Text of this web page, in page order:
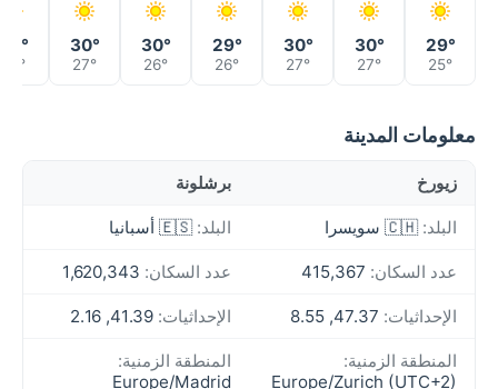
29°
25°
30°
27°
30°
27°
29°
26°
30°
26°
30°
27°
26°
معلومات المدينة
زيورخ برشلونة
البلد: 🇨🇭 سويسرا البلد: 🇪🇸 أسبانيا
عدد السكان: عدد السكان:
الإحداثيات: الإحداثيات:
المنطقة الزمنية:
Europe/Zurich (UTC+2)
المنطقة الزمنية:
Europe/Madrid